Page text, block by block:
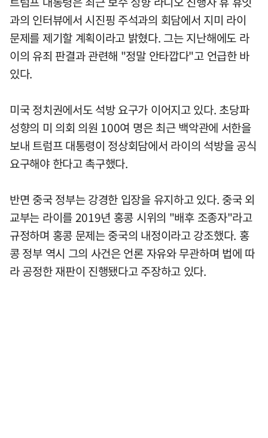
과의 인터뷰에서 시진핑 주석과의 회담에서 지미 라이
문제를 제기할 계획이라고 밝혔다. 그는 지난해에도 라
이의 유죄 판결과 관련해 "정말 안타깝다"고 언급한 바
있다.
미국 정치권에서도 석방 요구가 이어지고 있다. 초당파
성향의 미 의회 의원 100여 명은 최근 백악관에 서한을
보내 트럼프 대통령이 정상회담에서 라이의 석방을 공식
요구해야 한다고 촉구했다.
반면 중국 정부는 강경한 입장을 유지하고 있다. 중국 외
교부는 라이를 2019년 홍콩 시위의 "배후 조종자"라고
규정하며 홍콩 문제는 중국의 내정이라고 강조했다. 홍
콩 정부 역시 그의 사건은 언론 자유와 무관하며 법에 따
라 공정한 재판이 진행됐다고 주장하고 있다.